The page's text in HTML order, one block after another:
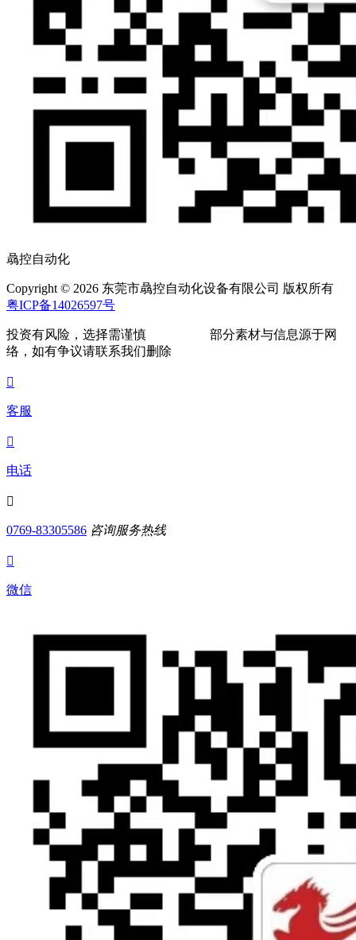
骉控自动化
Copyright © 2026 东莞市骉控自动化设备有限公司 版权所有
粤ICP备14026597号
投资有风险，选择需谨慎 部分素材与信息源于网
络，如有争议请联系我们删除

客服

电话

0769-83305586 咨询服务热线

微信